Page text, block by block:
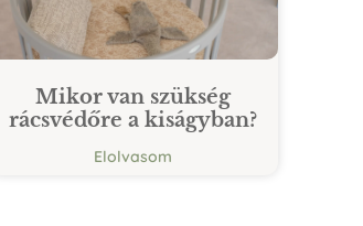
Mikor van szükség
rácsvédőre a kiságyban?
Elolvasom